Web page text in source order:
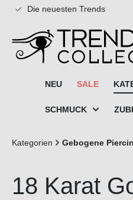
springen Zur
Die neuesten Trends
NEU SALE
SCHMUCK
Kategorien Gebogene
18 Karat